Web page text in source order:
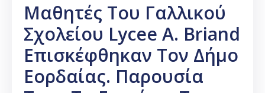
Μαθητές Του Γαλλικού
Σχολείου Lycee A. Briand
Επισκέφθηκαν Τον Δήμο
Εορδαίας. Παρουσία